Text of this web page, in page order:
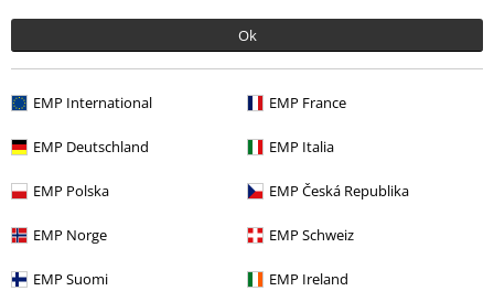
Ok
EMP International EMP France
EMP Deutschland EMP Italia
EMP Polska EMP Česká Republika
EMP Norge EMP Schweiz
EMP Suomi EMP Ireland
1 Recensie
Gepost op: maandag, 30 december 2024
Verkeerd geleverd
short-sleave
Geverifieerde recensie